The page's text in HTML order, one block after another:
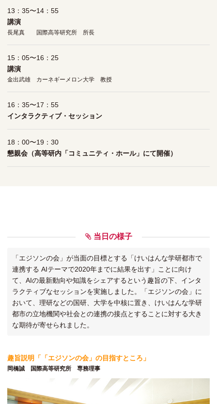
13：35〜14：55
講演
長尾真 国際高等研究所 所長
15：05〜16：25
講演
金出武雄 カーネギーメロン大学 教授
16：35〜17：55
インタラクティブ・セッション
18：00〜19：30
懇親会（高等研内「コミュニティ・ホール」にて開催）
当日の様子
「エジソンの会」が当面の目標とする「けいはんな学研都市で
連携する AIテーマで2020年までに結果を出す」ことに向け
て、AIの最新動向や知識をシェアするという趣旨の下、インタ
ラクティブなセッションを実施しました。「エジソンの会」に
おいて、理研などの国研、大学を中核に置き、けいはんな学研
都市の立地機関や社会との連携の接点とすることに対する大き
な期待が寄せられました。
趣旨説明「「エジソンの会」の目指すところ」
岡橋誠 国際高等研究所 専務理事